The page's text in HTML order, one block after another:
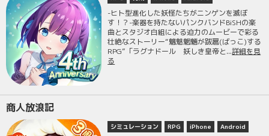
-ヒト型進化した妖怪たちがニンゲンを滅ぼ
す！？-楽器を持たないパンクバンドBiSHの楽
曲とスタジオ白組による迫力のムービーで彩る
壮絶なストーリー“魑魅魍魎が跋扈(ばっこ)する
RPG”「ラグナドール 妖しき皇帝と...詳細を見
る
商人放浪記
シミュレーション RPG iPhone Android